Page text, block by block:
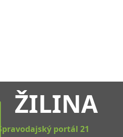
ŽILINA
Spravodajský portál 21